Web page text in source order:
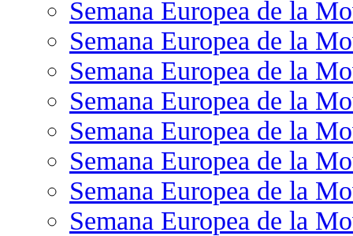
Semana Europea de la
Semana Europea de la
Semana Europea de la
Semana Europea de la
Semana Europea de la
Semana Europea de la
Semana Europea de la
Semana Europea de la